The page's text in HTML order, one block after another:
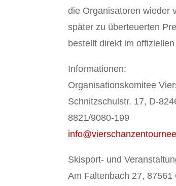
die Organisatoren wieder
später zu überteuerten
bestellt direkt im
Informationen:
Organisationskomitee
Schnitzschulstr. 17, D-
8821/9080-199
Skisport- und
Am Faltenbach 27,